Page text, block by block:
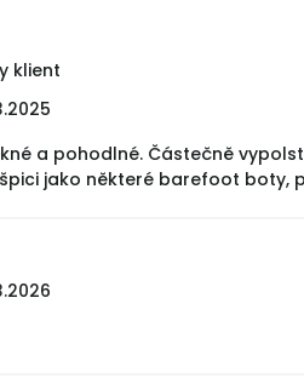
klient
a pohodlné. Částečně
jako některé barefoot boty,